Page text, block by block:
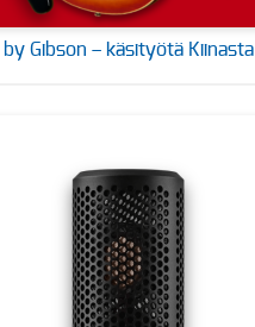
Gibson – käsityötä Kiinasta